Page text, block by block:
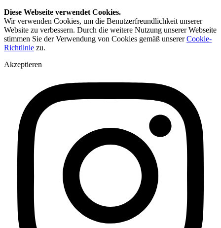
Diese Webseite verwendet Cookies.
Wir verwenden Cookies, um die Benutzerfreundlichkeit unserer
Website zu verbessern. Durch die weitere Nutzung unserer Webseite
stimmen Sie der Verwendung von Cookies gemäß unsererCookie-
Richtlinie zu.
Akzeptieren